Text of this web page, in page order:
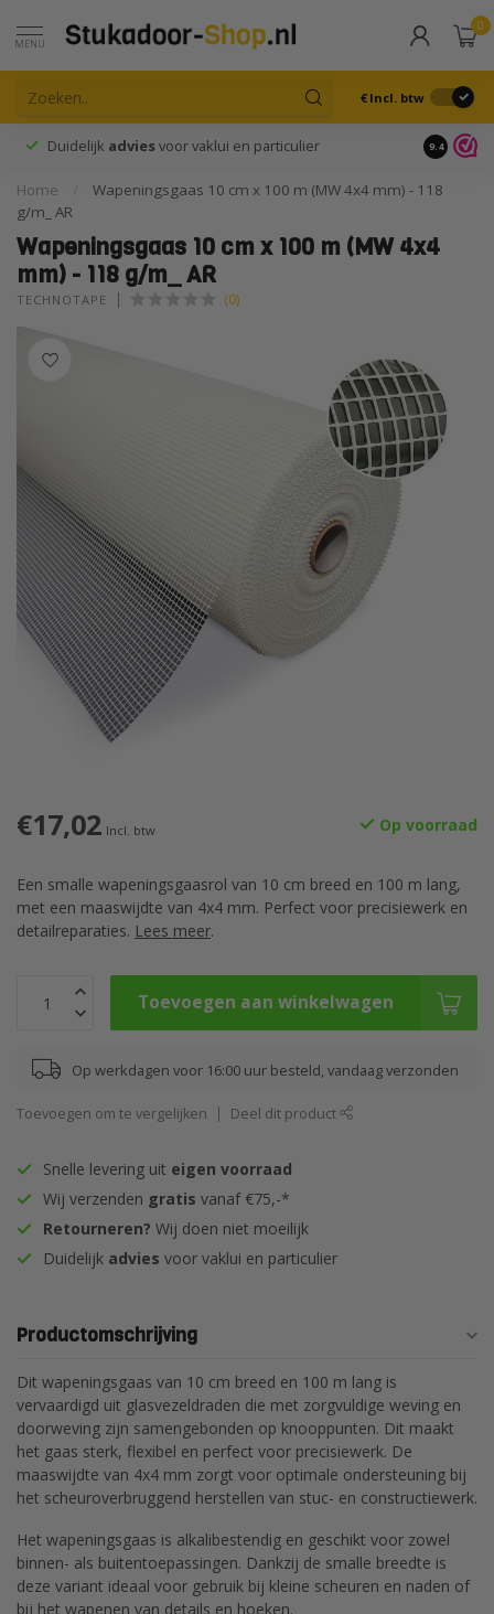
MENU
0
€ Incl. btw
Duidelijk adviesvoor vaklui en particulier 9.4
Home
Wapeningsgaas 10 cm x 100 m (MW 4x4 mm) - 118
g/m_ AR
Wapeningsgaas 10 cm x 100 m (MW 4x4
mm) - 118 g/m_ AR
TECHNOTAPE (0)
€17,02 Incl. btw Op voorraad
Een smalle wapeningsgaasrol van 10 cm breed en 100 m lang,
met een maaswijdte van 4x4 mm. Perfect voor precisiewerk en
detailreparaties. Lees meer.
Toevoegen aan winkelwagen
Op werkdagen voor 16:00 uur besteld, vandaag verzonden
Toevoegen om te vergelijken Deel dit product
Snelle levering uit eigen voorraad
Wij verzenden gratis vanaf €75,-*
Retourneren? Wij doen niet moeilijk
Duidelijk advies voor vaklui en particulier
Productomschrijving
Dit wapeningsgaas van 10 cm breed en 100 m lang is
vervaardigd uit glasvezeldraden die met zorgvuldige weving en
doorweving zijn samengebonden op knooppunten. Dit maakt
het gaas sterk, flexibel en perfect voor precisiewerk. De
maaswijdte van 4x4 mm zorgt voor optimale ondersteuning bij
het scheuroverbruggend herstellen van stuc- en constructiewerk.
Het wapeningsgaas is alkalibestendig en geschikt voor zowel
binnen- als buitentoepassingen. Dankzij de smalle breedte is
deze variant ideaal voor gebruik bij kleine scheuren en naden of
bij het wapenen van details en hoeken.